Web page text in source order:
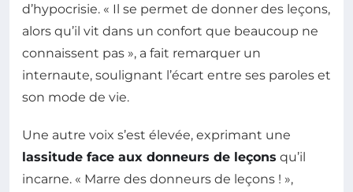
d’hypocrisie. « Il se permet de donner des leçons,
alors qu’il vit dans un confort que beaucoup ne
connaissent pas », a fait remarquer un
internaute, soulignant l’écart entre ses paroles et
son mode de vie.
Une autre voix s’est élevée, exprimant une
lassitude face aux donneurs de leçons qu’il
incarne. « Marre des donneurs de leçons ! »,